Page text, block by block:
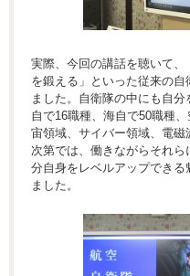
実際、今回の講話を聴いて
を鍛える」といった従来の自
ました。自衛隊の中にも自
自で16職種、海自で50職種
宙領域、サイバー領域、電
次第では、働きながらそれ
分自身をレベルアップできる
ました。